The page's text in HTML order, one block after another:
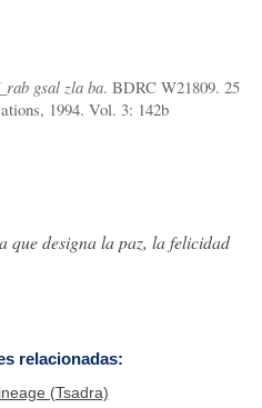
gsal zla ba. BDRC W21809. 25
1994. Vol. 3: 142b
que designa la paz, la felicidad
relacionadas:
(Tsadra)